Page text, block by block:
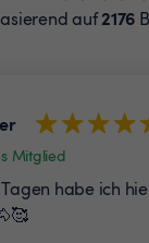
auf2176
Mitglied
habe ich